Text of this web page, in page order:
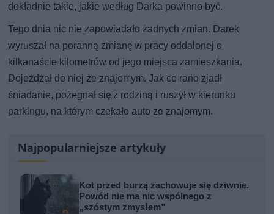
dokładnie takie, jakie według Darka powinno być.
Tego dnia nic nie zapowiadało żadnych zmian. Darek
wyruszał na poranną zmianę w pracy oddalonej o
kilkanaście kilometrów od jego miejsca zamieszkania.
Dojeżdżał do niej ze znajomym. Jak co rano zjadł
śniadanie, pożegnał się z rodziną i ruszył w kierunku
parkingu, na którym czekało auto ze znajomym.
Najpopularniejsze artykuły
Kot przed burzą zachowuje się dziwnie.
Powód nie ma nic wspólnego z
„szóstym zmysłem”